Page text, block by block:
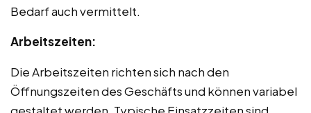
Bedarf auch vermittelt.
Arbeitszeiten:
Die Arbeitszeiten richten sich nach den
Öffnungszeiten des Geschäfts und können variabel